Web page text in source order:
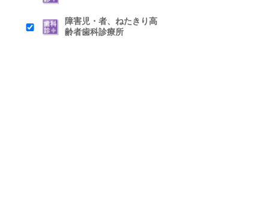
障害児・者、ねたきり高
齢者歯科診療所